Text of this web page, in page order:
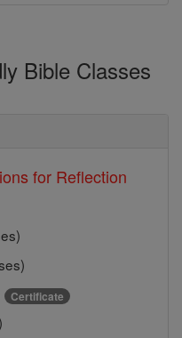
Bible Classes
for Reflection
Certificate